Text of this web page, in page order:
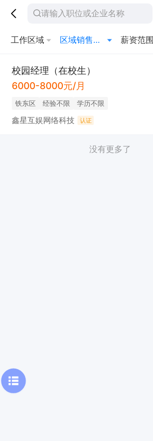
工作区域 区域销售经理 薪资范围
校园经理（在校生）
6000-8000元/月
铁东区 经验不限 学历不限
鑫星互娱网络科技 认证
没有更多了